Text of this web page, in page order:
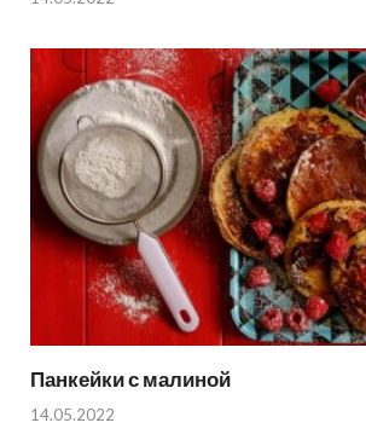
Панкейки с малиной
14.05.2022